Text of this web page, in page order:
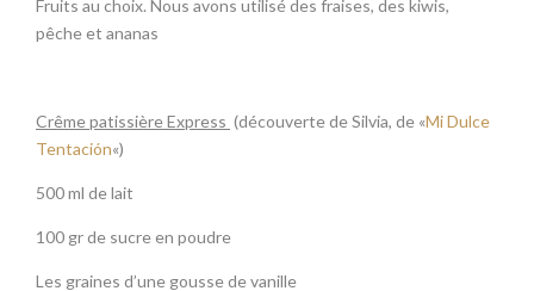
Fruits au choix. Nous avons utilisé des fraises, des kiwis,
pêche et ananas
Crême patissière Express (découverte de Silvia, de «Mi Dulce
Tentación«)
500 ml de lait
100 gr de sucre en poudre
Les graines d’une gousse de vanille